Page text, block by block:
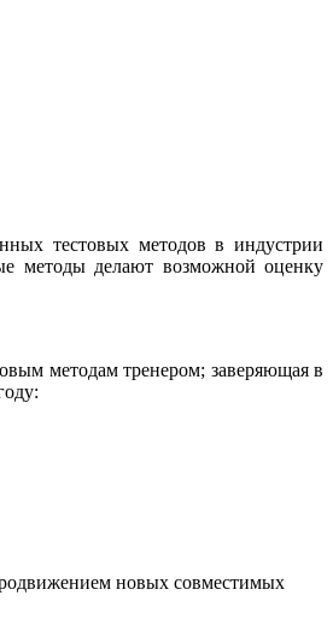
тестовых методов в индустрии
методы делают возможной оценку
методам тренером; заверяющая в
новых совместимых